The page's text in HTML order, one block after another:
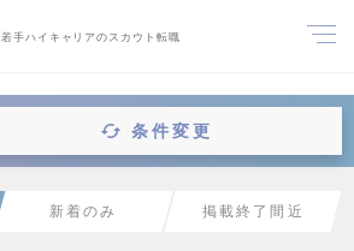
若手ハイキャリアのスカウト転職
条件変更
新着のみ 掲載終了間近